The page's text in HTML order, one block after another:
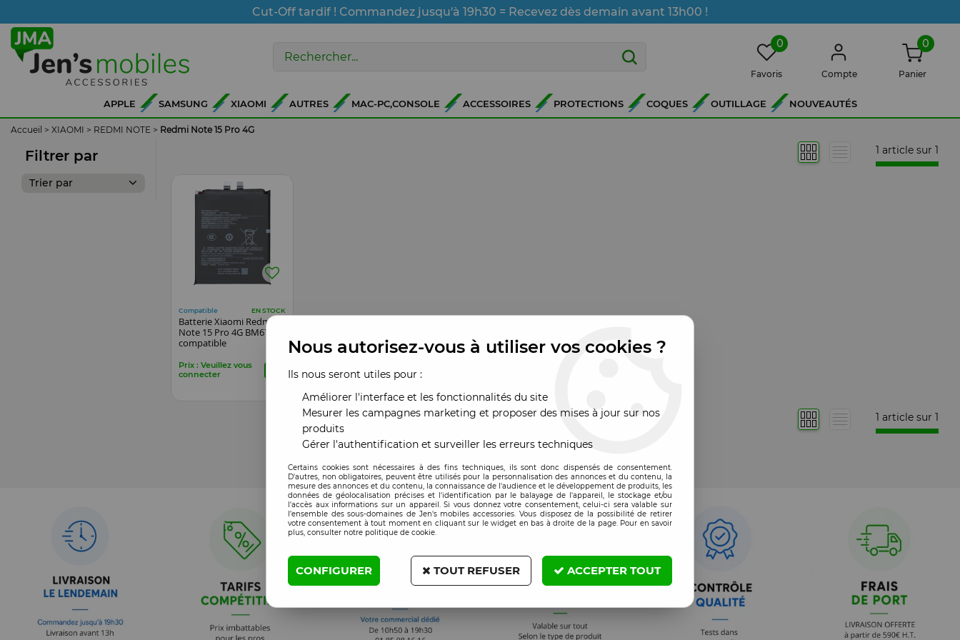
Cut-Off tardif ! Commandez jusqu'à 19h30 = Recevez dès demain avant 13h00 !
0
Favoris Compte
0
Panier
APPLE SAMSUNG XIAOMI AUTRES MAC-PC,CONSOLE ACCESSOIRES PROTECTIONS COQUES OUTILLAGE NOUVEAUTÉS
Accueil > XIAOMI > REDMI NOTE > Redmi Note 15 Pro 4G
Filtrer par
Trier par
1 article sur 1
Compatible EN STOCK
Batterie Xiaomi Redmi
Note 15 Pro 4G BM67
compatible
Prix : Veuillez vous
connecter
1 article sur 1
Nous autorisez-vous à utiliser vos cookies ?
Ils nous seront utiles pour :
Améliorer l'interface et les fonctionnalités du site
Mesurer les campagnes marketing et proposer des mises à jour sur nos
produits
Gérer l'authentification et surveiller les erreurs techniques
Certains cookies sont nécessaires à des fins techniques, ils sont donc dispensés de consentement.
D'autres, non obligatoires, peuvent être utilisés pour la personnalisation des annonces et du contenu, la
mesure des annonces et du contenu, la connaissance de l'audience et le développement de produits, les
données de géolocalisation précises et l'identification par le balayage de l'appareil, le stockage et/ou
l'accès aux informations sur un appareil. Si vous donnez votre consentement, celui-ci sera valable sur
l’ensemble des sous-domaines de Jen's mobiles accessories. Vous disposez de la possibilité de retirer
votre consentement à tout moment en cliquant sur le widget en bas à droite de la page. Pour en savoir
plus, consulter notre politique de cookie.
CONFIGURER TOUT REFUSER ACCEPTER TOUT